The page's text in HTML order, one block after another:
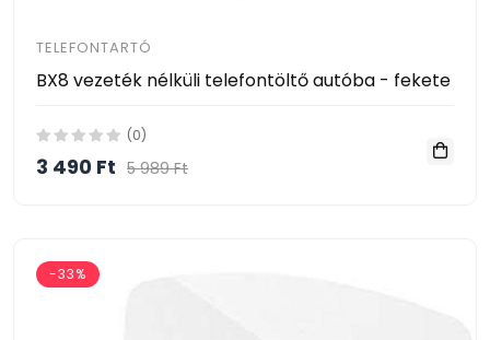
TELEFONTARTÓ
BX8 vezeték nélküli telefontöltő autóba - fekete
(0)
3 490 Ft 5 989 Ft
-33%